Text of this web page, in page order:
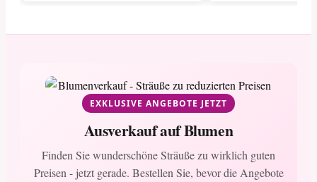
EXKLUSIVE ANGEBOTE JETZT
Ausverkauf auf Blumen
Finden Sie wunderschöne Sträuße zu wirklich guten
Preisen - jetzt gerade. Bestellen Sie, bevor die Angebote